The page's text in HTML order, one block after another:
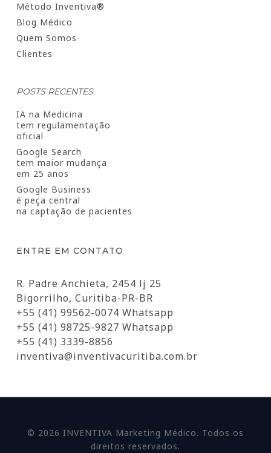
Método Inventiva®
Blog Médico
Quem Somos
Clientes
POSTS RECENTES
IA na Medicina
tem regulamentação
oficial
Google Search
tem maior mudança
em 25 anos
Google Business
é peça central
na captação de pacientes
ENTRE EM CONTATO
R. Padre Anchieta, 2454 lj 25
Bigorrilho, Curitiba-PR-BR
+55 (41) 99562-0074 Whatsapp
+55 (41) 98725-9827 Whatsapp
+55 (41) 3339-8856
inventiva@inventivacuritiba.com.br
© 2026 INVENTIVA Marketing Médico. Todos os
direitos reservados.